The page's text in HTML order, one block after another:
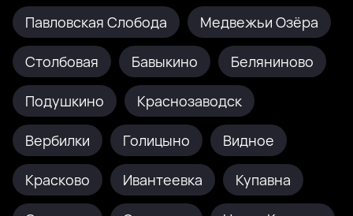
Павловская Слобода Медвежьи Озёра
Столбовая Бавыкино Беляниново
Подушкино Краснозаводск
Вербилки Голицыно Видное
Красково Ивантеевка Купавна